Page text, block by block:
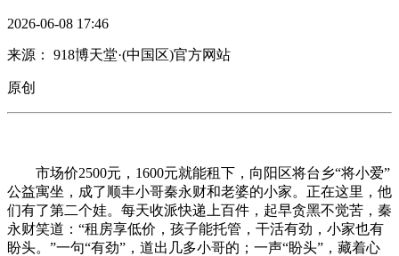
2026-06-08 17:46
来源： 918博天堂·(中国区)官方网站
原创
市场价2500元，1600元就能租下，向阳区将台乡“将小爱”
公益寓坐，成了顺丰小哥秦永财和老婆的小家。正在这里，他
们有了第二个娃。每天收派快递上百件，起早贪黑不觉苦，秦
永财笑道：“租房享低价，孩子能托管，干活有劲，小家也有
盼头。”一句“有劲”，道出几多小哥的；一声“盼头”，藏着心